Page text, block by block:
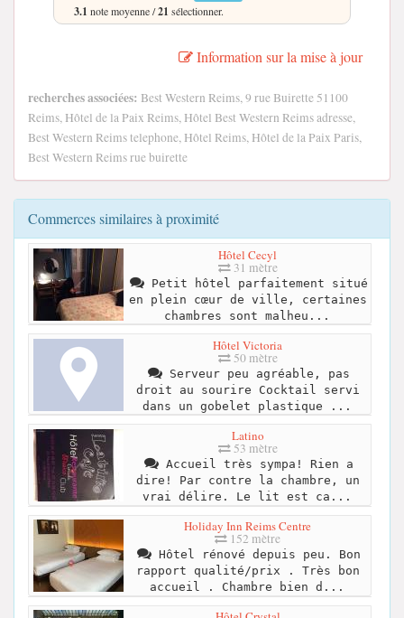
3.1 note moyenne /21 sélectionner.
Information sur la mise à jour
recherches associées: Best Western Reims, 9 rue Buirette 51100
Reims, Hôtel de la Paix Reims, Hôtel Best Western Reims adresse,
Best Western Reims telephone, Hôtel Reims, Hôtel de la Paix Paris,
Best Western Reims rue buirette
Commerces similaires à proximité
Hôtel Cecyl
31 mètre
Petit hôtel parfaitement situé
en plein cœur de ville, certaines
chambres sont malheu...
Hôtel Victoria
50 mètre
Serveur peu agréable, pas
droit au sourire Cocktail servi
dans un gobelet plastique ...
Latino
53 mètre
Accueil très sympa! Rien a
dire! Par contre la chambre, un
vrai délire. Le lit est ca...
Holiday Inn Reims Centre
152 mètre
Hôtel rénové depuis peu. Bon
rapport qualité/prix . Très bon
accueil . Chambre bien d...